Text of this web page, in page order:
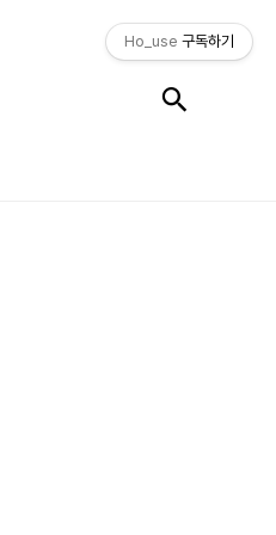
Ho_use 구독하기